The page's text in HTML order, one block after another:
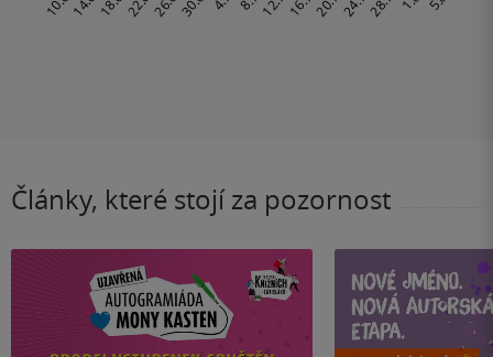
Články, které stojí za pozornost